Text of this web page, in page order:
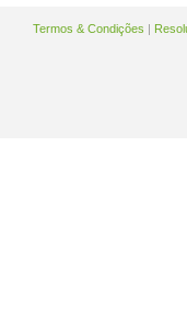
Termos & Condições |